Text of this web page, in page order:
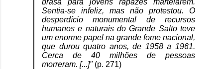
Sentia-se infeliz, mas não protestou. O
desperdício monumental de recursos
humanos e naturais do Grande Salto teve
um enorme papel na grande fome nacional,
que durou quatro anos, de 1958 a 1961.
Cerca de 40 milhões de pessoas
morreram. [...]"(p. 271)